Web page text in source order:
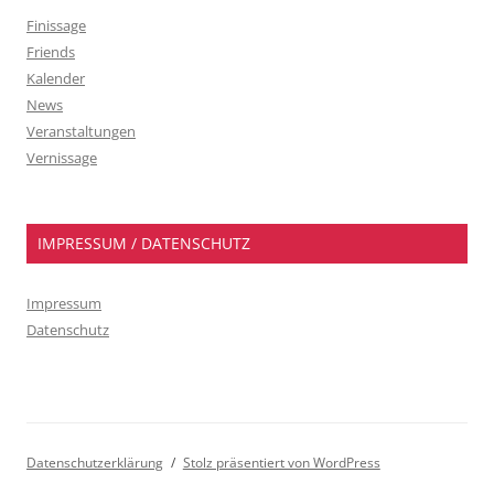
Finissage
Friends
Kalender
News
Veranstaltungen
Vernissage
IMPRESSUM / DATENSCHUTZ
Impressum
Datenschutz
Datenschutzerklärung Stolz präsentiert von WordPress